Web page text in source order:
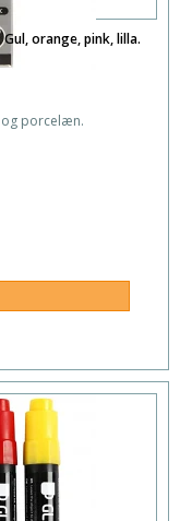
orange, pink, lilla.
porcelæn.